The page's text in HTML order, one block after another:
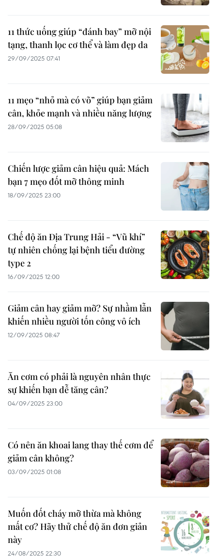
11 thức uống giúp “đánh bay” mỡ nội
tạng, thanh lọc cơ thể và làm đẹp da
29/09/2025 07:41
11 mẹo “nhỏ mà có võ” giúp bạn giảm
cân, khỏe mạnh và nhiều năng lượng
28/09/2025 05:08
Chiến lược giảm cân hiệu quả: Mách
bạn 7 mẹo đốt mỡ thông minh
18/09/2025 23:00
Chế độ ăn Địa Trung Hải - “Vũ khí”
tự nhiên chống lại bệnh tiểu đường
type 2
16/09/2025 12:00
Giảm cân hay giảm mỡ? Sự nhầm lẫn
khiến nhiều người tốn công vô ích
12/09/2025 08:47
Ăn cơm có phải là nguyên nhân thực
sự khiến bạn dễ tăng cân?
04/09/2025 23:00
Có nên ăn khoai lang thay thế cơm để
giảm cân không?
03/09/2025 01:08
Muốn đốt cháy mỡ thừa mà không
mất cơ? Hãy thử chế độ ăn đơn giản
này
24/08/2025 22:30